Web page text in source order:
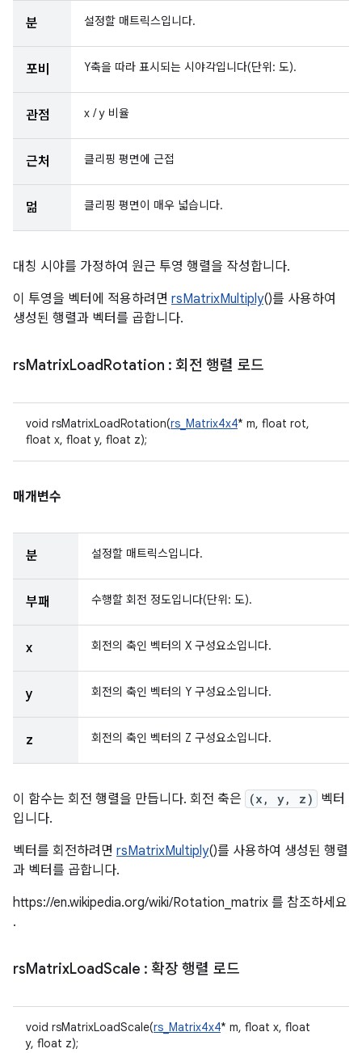
분 설정할 매트릭스입니다.
포비 Y축을 따라 표시되는 시야각입니다(단위: 도).
관점 x / y 비율
근처 클리핑 평면에 근접
멂 클리핑 평면이 매우 넓습니다.
대칭 시야를 가정하여 원근 투영 행렬을 작성합니다.
이 투영을 벡터에 적용하려면 rsMatrixMultiply()를 사용하여
생성된 행렬과 벡터를 곱합니다.
rsMatrixLoad Rotation : 회전 행렬 로드
void rsMatrixLoadRotation(rs_Matrix4x4* m, float rot,
float x, float y, float z);
매개변수
분 설정할 매트릭스입니다.
부패 수행할 회전 정도입니다(단위: 도).
x 회전의 축인 벡터의 X 구성요소입니다.
y 회전의 축인 벡터의 Y 구성요소입니다.
z 회전의 축인 벡터의 Z 구성요소입니다.
이 함수는 회전 행렬을 만듭니다. 회전 축은 (x, y, z)
벡터
입니다.
벡터를 회전하려면 rsMatrixMultiply()를 사용하여 생성된 행렬
과 벡터를 곱합니다.
https://en.wikipedia.org/wiki/Rotation_matrix 를 참조하세요
.
rsMatrixLoadScale : 확장 행렬 로드
void rsMatrixLoadScale(rs_Matrix4x4* m, float x, float
y, float z);